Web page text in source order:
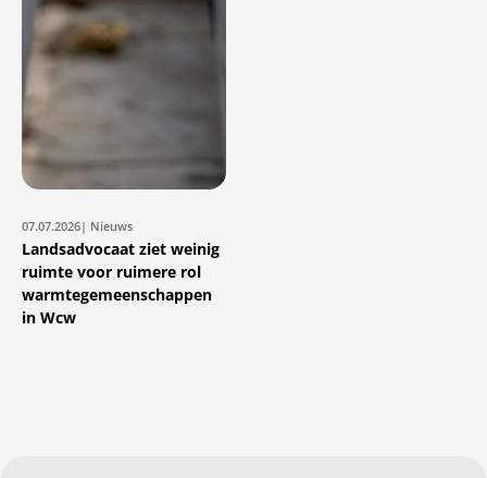
07.07.2026| Nieuws
Landsadvocaat ziet weinig
ruimte voor ruimere rol
warmtegemeenschappen
in Wcw